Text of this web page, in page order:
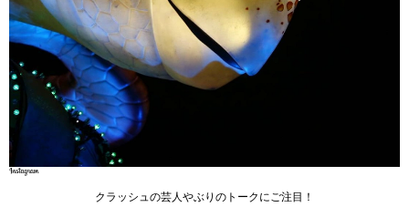
クラッシュの芸人やぶりのトークにご注目！